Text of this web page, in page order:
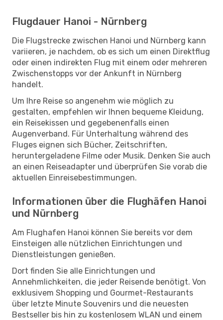
Flugdauer Hanoi - Nürnberg
Die Flugstrecke zwischen Hanoi und Nürnberg kann
variieren, je nachdem, ob es sich um einen Direktflug
oder einen indirekten Flug mit einem oder mehreren
Zwischenstopps vor der Ankunft in Nürnberg
handelt.
Um Ihre Reise so angenehm wie möglich zu
gestalten, empfehlen wir Ihnen bequeme Kleidung,
ein Reisekissen und gegebenenfalls einen
Augenverband. Für Unterhaltung während des
Fluges eignen sich Bücher, Zeitschriften,
heruntergeladene Filme oder Musik. Denken Sie auch
an einen Reiseadapter und überprüfen Sie vorab die
aktuellen Einreisebestimmungen.
Informationen über die Flughäfen Hanoi
und Nürnberg
Am Flughafen Hanoi können Sie bereits vor dem
Einsteigen alle nützlichen Einrichtungen und
Dienstleistungen genießen.
Dort finden Sie alle Einrichtungen und
Annehmlichkeiten, die jeder Reisende benötigt. Von
exklusivem Shopping und Gourmet-Restaurants
über letzte Minute Souvenirs und die neuesten
Bestseller bis hin zu kostenlosem WLAN und einem